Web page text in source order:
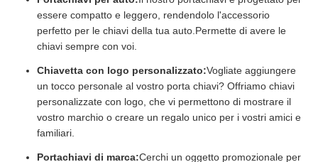
essere compatto e leggero, rendendolo l'accessorio
perfetto per le chiavi della tua auto.Permette di avere le
chiavi sempre con voi.
Chiavetta con logo personalizzato:Vogliate aggiungere
un tocco personale al vostro porta chiavi? Offriamo chiavi
personalizzate con logo, che vi permettono di mostrare il
vostro marchio o creare un regalo unico per i vostri amici e
familiari.
Portachiavi di marca:Cerchi un oggetto promozionale per